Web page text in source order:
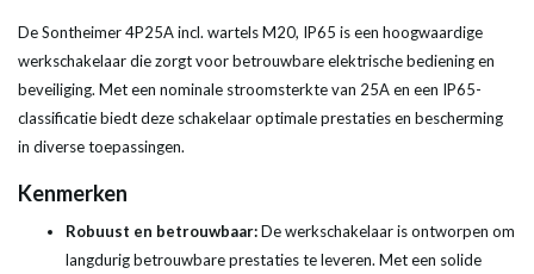
De Sontheimer 4P25A incl. wartels M20, IP65 is een hoogwaardige
werkschakelaar die zorgt voor betrouwbare elektrische bediening en
beveiliging. Met een nominale stroomsterkte van 25A en een IP65-
classificatie biedt deze schakelaar optimale prestaties en bescherming
in diverse toepassingen.
Kenmerken
Robuust en betrouwbaar:De werkschakelaar is ontworpen om
langdurig betrouwbare prestaties te leveren. Met een solide